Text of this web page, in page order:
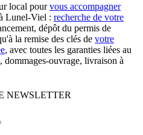
local pourvous accompagner
Lunel-Viel : recherche de votre
dépôt du permis de
la remise des clés de votre
, avec toutes les garanties liées au
ouvrage, livraison à
NEWSLETTER